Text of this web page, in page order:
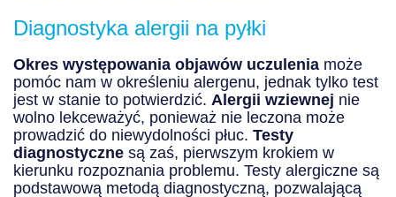
Diagnostyka alergii na pyłki
Okres występowania objawów uczulenia może
pomóc nam w określeniu alergenu, jednak tylko test
jest w stanie to potwierdzić. Alergii wziewnej nie
wolno lekceważyć, ponieważ nie leczona może
prowadzić do niewydolności płuc. Testy
diagnostyczne są zaś, pierwszym krokiem w
kierunku rozpoznania problemu. Testy alergiczne są
podstawową metodą diagnostyczną, pozwalającą